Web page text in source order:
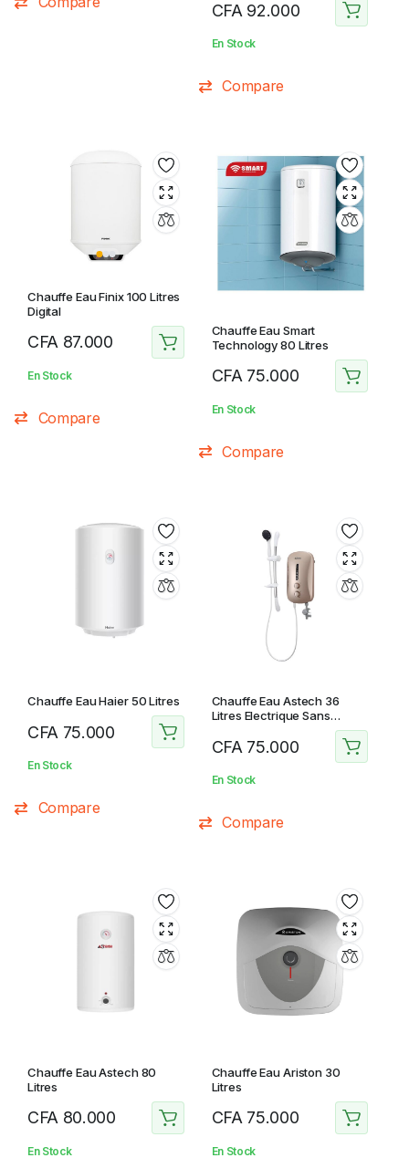
CFA 92.000
En Stock
Compare
Chauffe Eau Finix 100 Litres
Digital
CFA 87.000
En Stock
Compare
Chauffe Eau Smart
Technology 80 Litres
CFA75.000
En Stock
Compare
Chauffe Eau Haier 50 Litres
CFA 75.000
En Stock
Compare
Chauffe Eau Astech 36
Litres Electrique Sans
CFA 75.000
En Stock
Compare
Chauffe Eau Astech 80
Litres
CFA 80.000
En Stock
Chauffe Eau Ariston 30
Litres
CFA75.000
En Stock